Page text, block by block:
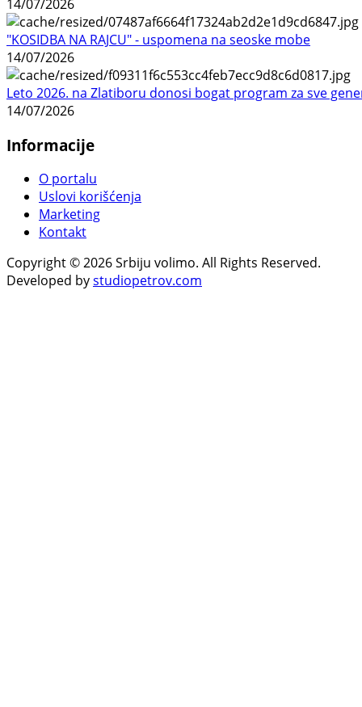
14/07/2026
"KOSIDBA NA RAJCU" - uspomena na seoske mobe
14/07/2026
Leto 2026. na Zlatiboru donosi bogat program za sve
14/07/2026
Informacije
O portalu
Uslovi korišćenja
Marketing
Kontakt
Copyright © 2026 Srbiju volimo. All Rights Reserved.
Developed bystudiopetrov.com